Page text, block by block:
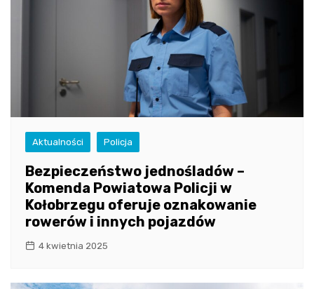
Aktualności Policja
Bezpieczeństwo jednośladów –
Komenda Powiatowa Policji w
Kołobrzegu oferuje oznakowanie
rowerów i innych pojazdów
4 kwietnia 2025